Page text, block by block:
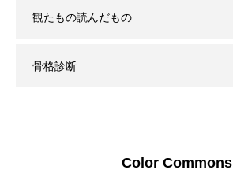
観たもの読んだもの
骨格診断
Color Commons